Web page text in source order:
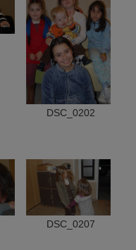
DSC_0202
DSC_0207